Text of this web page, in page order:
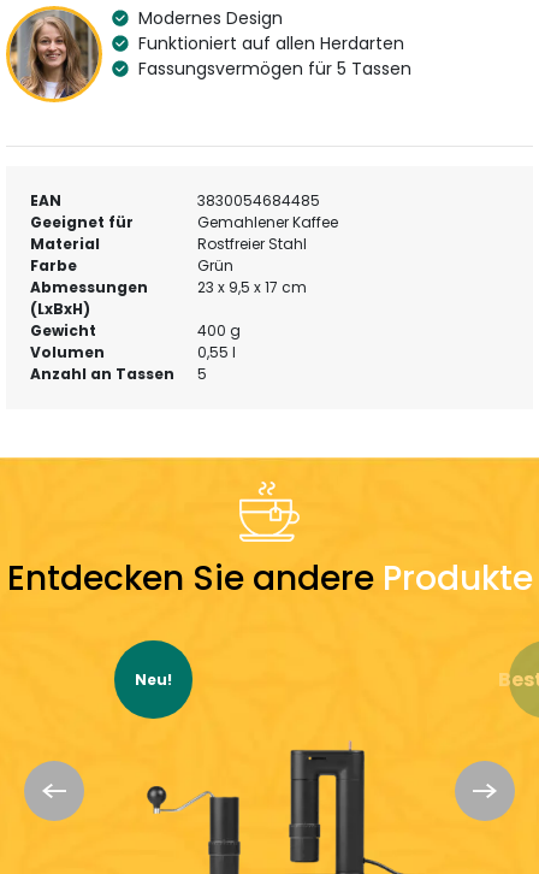
Entdecken Sie mehr:Goat Story Deutschland
Modernes Design
Funktioniert auf allen Herdarten
Fassungsvermögen für 5 Tassen
EAN
3830054684485
Geeignet für
Gemahlener Kaffee
Material
Rostfreier Stahl
Farbe
Grün
Abmessungen
(LxBxH)
23 x 9,5 x 17 cm
Gewicht
400 g
Volumen
0,55 l
Anzahl an Tassen
5
Entdecken Sie andere Produkte
Neu!